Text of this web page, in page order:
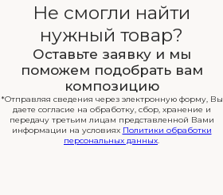
Не смогли найти
нужный товар?
Оставьте заявку и мы
поможем подобрать вам
композицию
*Отправляя сведения через электронную форму, Вы
даете согласие на обработку, сбор, хранение и
передачу третьим лицам представленной Вами
информации на условиях Политики обработки
персональных данных.